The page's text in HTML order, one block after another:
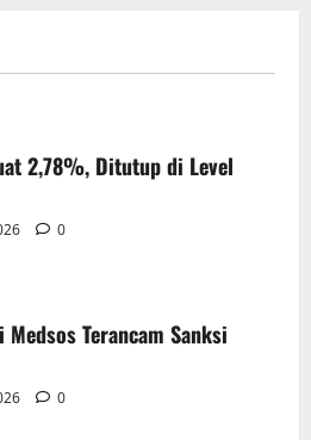
2,78%, Ditutup di Level
0
Terancam Sanksi
0